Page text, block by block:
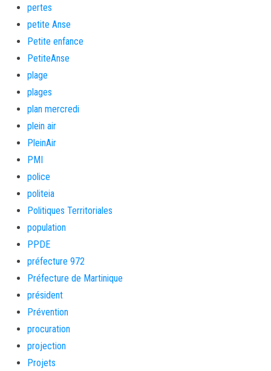
pertes
petite Anse
Petite enfance
PetiteAnse
plage
plages
plan mercredi
plein air
PleinAir
PMI
police
politeia
Politiques Territoriales
population
PPDE
préfecture 972
Préfecture de Martinique
président
Prévention
procuration
projection
Projets